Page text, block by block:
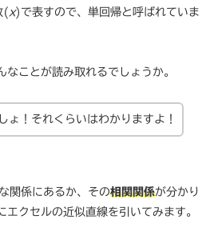
(x)で表すので、単回帰と呼ばれていま
なことが読み取れるでしょうか。
ょ！それくらいはわかりますよ！
関係にあるか、その相関関係が分かり
エクセルの近似直線を引いてみます。